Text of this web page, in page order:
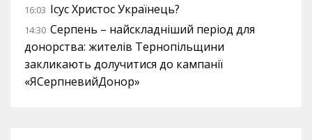
16:03 Ісус Христос Українець?
14:30 Серпень – найскладніший період для
донорства: жителів Тернопільщини
закликають долучитися до кампанії
«ЯСерпневийДонор»